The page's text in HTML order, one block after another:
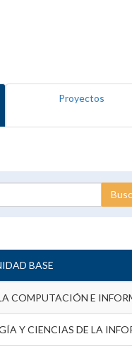
Proyectos
BASE
COMPUTACIÓN E
Y CIENCIAS DE LA